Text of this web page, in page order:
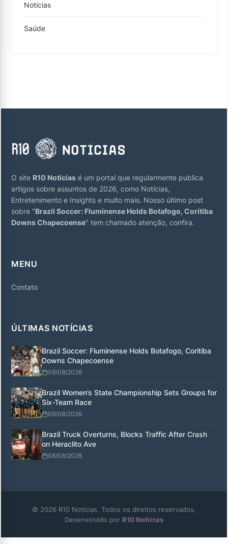
Notícias
Saúde
O site R10 Notícias é um portal que regularmente publica
artigos sobre assuntos de 2026, como Notícias,
Entretenimento e Insights e muito mais. Nosso último post
sobre "Brazil Soccer: Fluminense Holds Botafogo, Coritiba
Downs Chapecoense" tem chamado atenção, confira.
MENU
Contato
ÚLTIMAS NOTÍCIAS
Brazil Soccer: Fluminense Holds Botafogo, Coritiba
Downs Chapecoense
09/08/2026
Brazil Women’s State Championship Sets Groups for
Six-Team Race
09/08/2026
Brazil Truck Overturns, Blocks Traffic After Crash
on Heraclito Ave
08/08/2026
© 2026 R10 Notícias. Todos os direitos reservados.
Desenvolvido por R10 Notícias